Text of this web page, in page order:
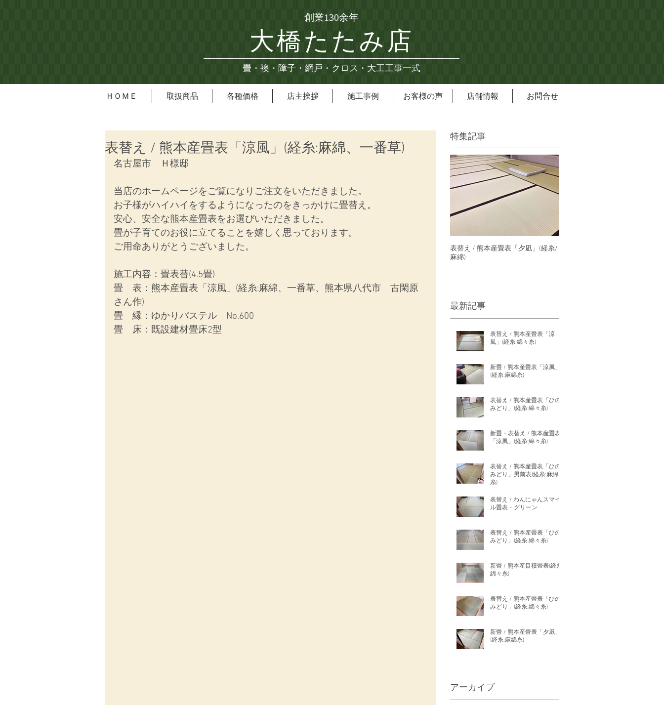
創業130余年
大橋たたみ店
畳・襖・障子・網戸・クロス・大工工事一式
ＨＯＭＥ 取扱商品 各種価格 店主挨拶 施工事例 お客様の声 店舗情報 お問合せ
表替え / 熊本産畳表「涼風」(経糸:麻綿、一番草)
名古屋市　Ｈ様邸
当店のホームページをご覧になりご注文をいただきました。
お子様がハイハイをするようになったのをきっかけに畳替え。
安心、安全な熊本産畳表をお選びいただきました。
畳が子育てのお役に立てることを嬉しく思っております。
ご用命ありがとうございました。
施工内容：畳表替(4.5畳)
畳　表：熊本産畳表「涼風」(経糸:麻綿、一番草、熊本県八代市　古閑原
さん作)
畳　縁：ゆかりパステル　No.600
畳　床：既設建材畳床2型
特集記事
表替え / 熊本産畳表「夕凪」(経糸/
麻綿)
最新記事
表替え / 熊本産畳表「涼
風」(経糸:綿々糸)
新畳 / 熊本産畳表「涼風」
(経糸:麻綿糸)
表替え / 熊本産畳表「ひの
みどり」(経糸:綿々糸)
新畳・表替え / 熊本産畳表
「涼風」(経糸:綿々糸)
表替え / 熊本産畳表「ひの
みどり」男前表(経糸:麻綿
糸)
表替え / わんにゃんスマイ
ル畳表・グリーン
表替え / 熊本産畳表「ひの
みどり」(経糸:綿々糸)
新畳 / 熊本産目積畳表(経糸:
綿々糸)
表替え / 熊本産畳表「ひの
みどり」(経糸:綿々糸)
新畳 / 熊本産畳表「夕凪」
(経糸:麻綿糸)
アーカイブ